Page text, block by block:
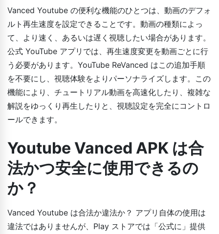
Vanced Youtube の便利な機能のひとつは、動画のデフォ
ルト再生速度を設定できることです。動画の種類によっ
て、より速く、あるいは遅く視聴したい場合があります。
公式 YouTube アプリでは、再生速度変更を動画ごとに行
う必要があります。YouTube ReVanced はこの追加手順
を不要にし、視聴体験をよりパーソナライズします。この
機能により、チュートリアル動画を高速化したり、複雑な
解説をゆっくり再生したりと、視聴設定を完全にコントロ
ールできます。
Youtube Vanced APK は合
法かつ安全に使用できるの
か？
Vanced Youtube は合法か違法か？ アプリ自体の使用は
違法ではありませんが、Play ストアでは「公式に」提供